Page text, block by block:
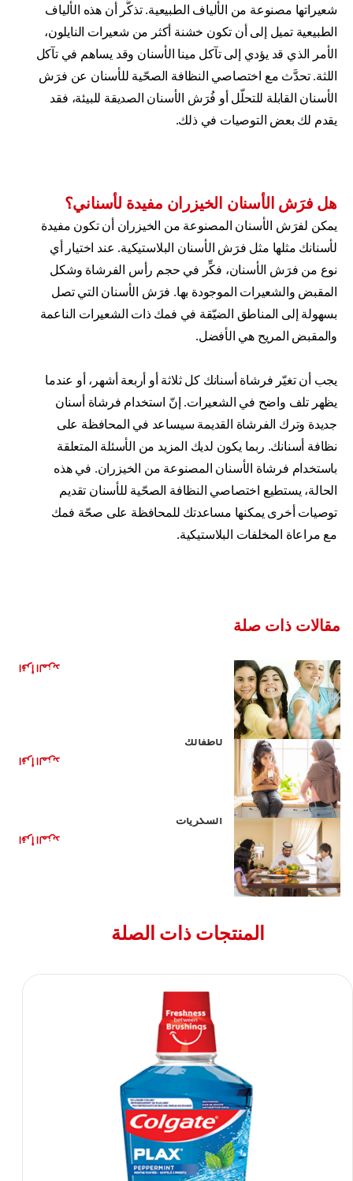
شعيراتها مصنوعة من الألياف الطبيعية. تذكَّر أن هذه الألياف
الطبيعية تميل إلى أن تكون خشنة أكثر من شعيرات النايلون،
الأمر الذي قد يؤدي إلى تآكل مينا الأسنان وقد يساهم في تآكل
اللثة. تحدَّث مع اختصاصي النظافة الصحّية للأسنان عن فرَش
الأسنان القابلة للتحلّل أو فُرَش الأسنان الصديقة للبيئة، فقد
يقدم لك بعض التوصيات في ذلك.
هل فرَش الأسنان الخيزران مفيدة لأسناني؟
يمكن لفرَش الأسنان المصنوعة من الخيزران أن تكون مفيدة
لأسنانك مثلها مثل فرَش الأسنان البلاستيكية. عند اختيار أي
نوع من فرَش الأسنان، فكِّر في حجم رأس الفرشاة وشكل
المقبض والشعيرات الموجودة بها. فرَش الأسنان التي تصل
بسهولة إلى المناطق الضيّقة في فمك ذات الشعيرات الناعمة
والمقبض المريح هي الأفضل.
يجب أن تغيّر فرشاة أسنانك كل ثلاثة أو أربعة أشهر، أو عندما
يظهر تلف واضح في الشعيرات. إنّ استخدام فرشاة أسنان
جديدة وترك الفرشاة القديمة سيساعد في المحافظة على
نظافة أسنانك. ربما يكون لديك المزيد من الأسئلة المتعلقة
باستخدام فرشاة الأسنان المصنوعة من الخيزران. في هذه
الحالة، يستطيع اختصاصي النظافة الصحّية للأسنان تقديم
توصيات أخرى يمكنها مساعدتك للمحافظة على صحّة فمك
مع مراعاة المخلفات البلاستيكية.
مقالات ذات صلة
اقرأ المزيد
لأطفالك
اقرأ المزيد
السكريات
اقرأ المزيد
المنتجات ذات الصلة